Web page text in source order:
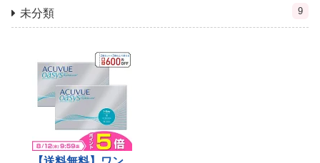
未分類 9